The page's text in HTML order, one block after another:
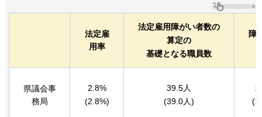
法定雇
用率
法定雇用障がい者数の
算定の
基礎となる職員数
障
県議会事
務局
2.8%
(2.8%)
39.5人
(39.0人)